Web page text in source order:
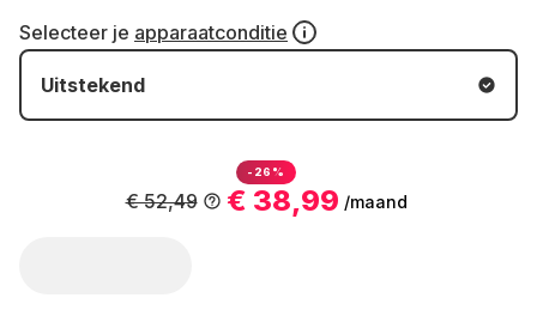
Selecteer je apparaatconditie
Uitstekend
-26%
€ 38,99 /maand
€ 52,49